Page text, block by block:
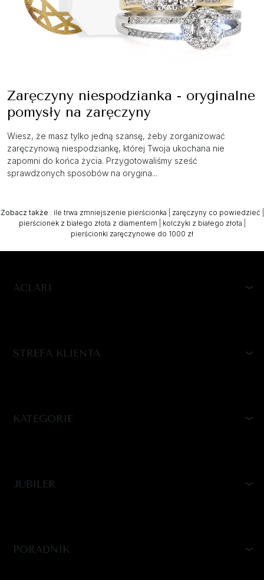
Zaręczyny niespodzianka - oryginalne
pomysły na zaręczyny
Wiesz, że masz tylko jedną szansę, żeby zorganizować
zaręczynową niespodziankę, której Twoja ukochana nie
zapomni do końca życia. Przygotowaliśmy sześć
sprawdzonych sposobów na orygina...
Zobacz także : ile trwa zmniejszenie pierścionka zaręczyny co powiedzieć
pierścionek z białego złota z diamentem
kolczyki z białego złota
pierścionki zaręczynowe do 1000 zł
ACLARI
STREFA KLIENTA
KATEGORIE
JUBILER
PORADNIK